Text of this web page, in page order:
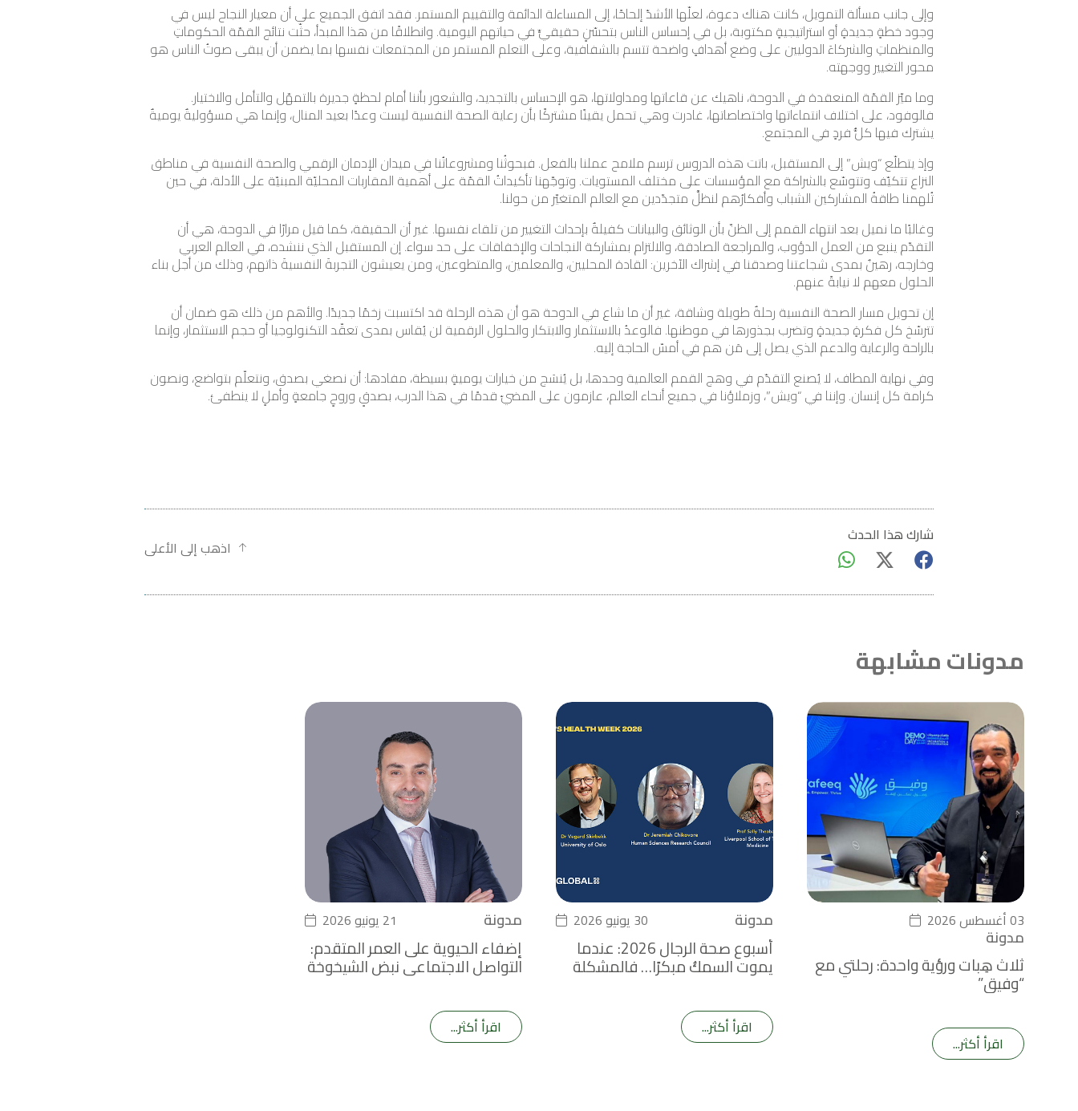
وإلى جانب مسألة التمويل، كانت هناك دعوة، لعلّها الأشدّ إلحاحًا، إلى المساءلة الدائمة والتقييم المستمر. فقد اتفق الجميع على أن معيار النجاح ليس في
وجود خطةٍ جديدةٍ أو استراتيجيةٍ مكتوبة، بل في إحساس الناس بتحسّنٍ حقيقيٍّ في حياتهم اليومية. وانطلاقًا من هذا المبدأ، حثّت نتائج القمّة الحكوماتِ
والمنظماتِ والشركاءَ الدوليين على وضع أهدافٍ واضحة تتسم بالشفافية، وعلى التعلم المستمر من المجتمعات نفسها بما يضمن أن يبقى صوتُ الناس هو
محور التغيير ووجهته.
وما ميّز القمّة المنعقدة في الدوحة، ناهيك عن قاعاتها ومداولاتها، هو الإحساس بالتجديد، والشعور بأننا أمام لحظةٍ جديرة بالتمهّل والتأمل والاختيار.
فالوفود، على اختلاف انتماءاتها واختصاصاتها، غادرت وهي تحمل يقينًا مشتركًا بأن رعاية الصحة النفسية ليست وعدًا بعيد المنال، وإنما هي مسؤوليةٌ يوميةٌ
يشترك فيها كلُّ فردٍ في المجتمع.
وإذ يتطلّع “ويش” إلى المستقبل، باتت هذه الدروس ترسم ملامح عملنا بالفعل. فبحوثُنا ومشروعاتُنا في ميدان الإدمان الرقمي والصحة النفسية في مناطق
النزاع تتكيّف وتتوسّع بالشراكة مع المؤسسات على مختلف المستويات. وتوجّهنا تأكيداتُ القمّة على أهمية المقاربات المحليّة المبنيّة على الأدلة، في حين
تُلهمنا طاقةُ المشاركين الشباب وأفكارُهم لنظلَّ متجدّدين مع العالم المتغيّر من حولنا.
وغالبًا ما نميل بعد انتهاء القمم إلى الظنّ بأن الوثائق والبيانات كفيلةٌ بإحداث التغيير من تلقاء نفسها. غير أن الحقيقة، كما قيل مرارًا في الدوحة، هي أن
التقدّم ينبع من العمل الدؤوب، والمراجعة الصادقة، والالتزام بمشاركة النجاحات والإخفاقات على حد سواء. إن المستقبل الذي ننشده، في العالم العربي
وخارجه، رهينٌ بمدى شجاعتنا وصدقنا في إشراك الآخرين: القادة المحليين، والمعلمين، والمتطوعين، ومن يعيشون التجربةَ النفسيةَ ذاتهم، وذلك من أجل بناء
الحلول معهم لا نيابةً عنهم.
إن تحويل مسار الصحة النفسية رحلةٌ طويلة وشاقة، غير أن ما شاع في الدوحة هو أن هذه الرحلة قد اكتسبت زخمًا جديدًا. والأهم من ذلك هو ضمان أن
تترسّخ كل فكرةٍ جديدةٍ وتضرب بجذورها في موطنها. فالوعدُ بالاستثمار والابتكار والحلول الرقمية لن يُقاس بمدى تعقّد التكنولوجيا أو حجم الاستثمار، وإنما
بالراحة والرعاية والدعم الذي يصل إلى مَن هم في أمسّ الحاجة إليه.
وفي نهاية المطاف، لا يُصنع التقدّم في وهج القمم العالمية وحدها، بل يُنسَج من خيارات يوميةٍ بسيطة، مفادها: أن نصغي بصدق، ونتعلّم بتواضع، ونصون
كرامة كل إنسان. وإننا في “ويش”، وزملاؤنا في جميع أنحاء العالم، عازمون على المضيّ قدمًا في هذا الدرب، بصدقٍ وروحٍ جامعةٍ وأملٍ لا ينطفئ.
شارك هذا الحدث
اذهب إلى الأعلى
مدونات مشابهة
مدونة
03 أغسطس 2026
ثلاث هِبات ورؤية واحدة: رحلتي مع
“وفيق”
اقرأ أكثر...
مدونة 30 يونيو 2026
أسبوع صحة الرجال 2026: عندما
يموت السمكُ مبكرًا… فالمشكلة
في الماء لا في السمك
اقرأ أكثر...
مدونة 21 يونيو 2026
إضفاء الحيوية على العمر المتقدم:
التواصل الاجتماعي نبض الشيخوخة
الصحية
اقرأ أكثر...